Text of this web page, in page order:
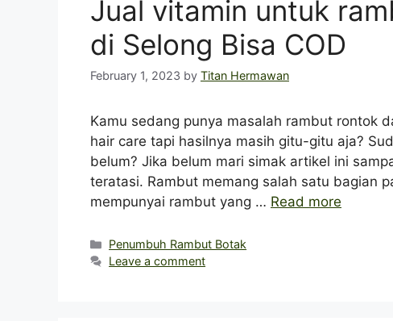
Jual vitamin untuk
di Selong Bisa COD
February 1, 2023 by Titan Hermawan
Kamu sedang punya masalah rambut rontok
hair care tapi hasilnya masih gitu-gitu aja?
belum? Jika belum mari simak artikel ini
teratasi. Rambut memang salah satu bagian
mempunyai rambut yang … Read more
Categories
Penumbuh Rambut Botak
Leave a comment